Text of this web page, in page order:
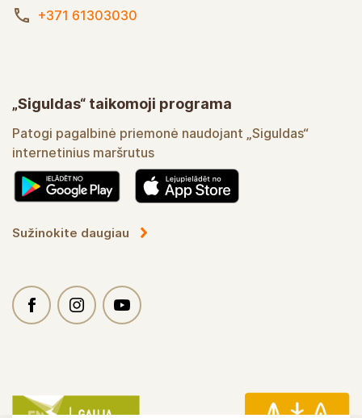
+371 61303030
„Siguldas“ taikomoji programa
Patogi pagalbinė priemonė naudojant „Siguldas“
internetinius maršrutus
Sužinokite daugiau